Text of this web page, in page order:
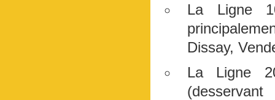
La Ligne
Dissay,
La Ligne